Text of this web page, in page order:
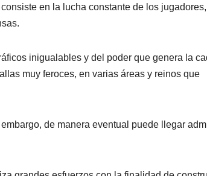
en la lucha constante de los
inigualables y del poder que genera la
muy feroces, en varias áreas y reinos que
de manera eventual puede llegar